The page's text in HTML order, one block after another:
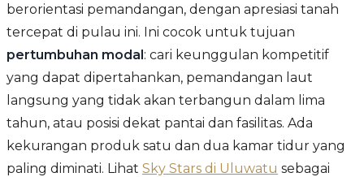
berorientasi pemandangan, dengan apresiasi tanah
tercepat di pulau ini. Ini cocok untuk tujuan
pertumbuhan modal: cari keunggulan kompetitif
yang dapat dipertahankan, pemandangan laut
langsung yang tidak akan terbangun dalam lima
tahun, atau posisi dekat pantai dan fasilitas. Ada
kekurangan produk satu dan dua kamar tidur yang
paling diminati. Lihat Sky Stars di Uluwatu sebagai